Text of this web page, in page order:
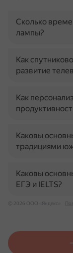
Сколько
лампы?
Как
развитие
Как
Каковы
традициями
Каковы
ЕГЭ и IELTS?
© 2026 ООО «Яндекс»